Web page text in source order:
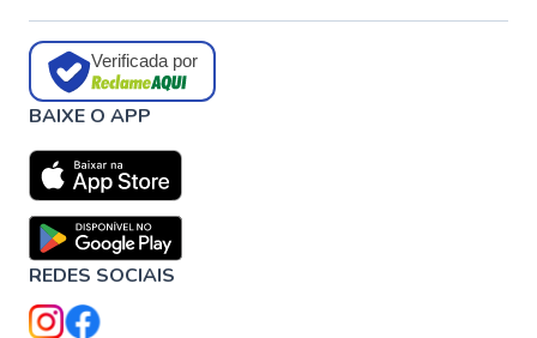
Verificada por
BAIXE O APP
REDES SOCIAIS